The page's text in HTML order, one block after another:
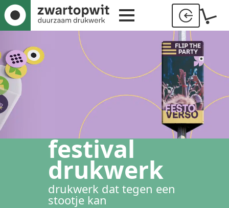
festival
drukwerk
drukwerk dat tegen een
stootje kan